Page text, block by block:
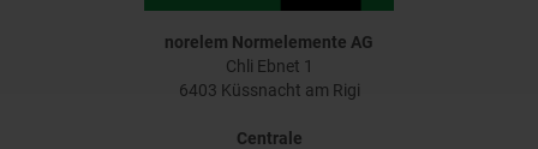
norelem Normelemente AG
Chli Ebnet 1
6403 Küssnacht am Rigi
Centrale